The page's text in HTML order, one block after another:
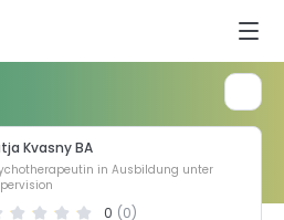
Kvasny BA
in Ausbildung unter
0 (0)